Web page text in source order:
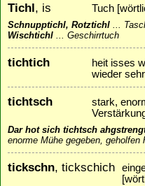
Tichl, is Tuch
Schnupptichl, Rotztichl ...
Wischtichl ... Geschirrtuch
tichtich
heit isses
wieder
tichtsch
stark,
Dar hot sich tichtsch
enorme Mühe gegeben, geholfen
tickschn, tickschich